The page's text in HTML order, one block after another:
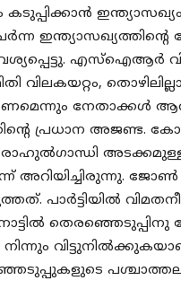
ഇന്ത്യാസഖ്യം.
എസ്ഐആർ
വിലകയറ്റം,
നേതാക്കൾ
പ്രധാന അജണ്ട.
അറിയിച്ചിരുന്നു.
പാർട്ടിയിൽ